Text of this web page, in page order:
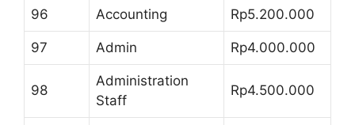
96 Accounting Rp5.200.000
97 Admin Rp4.000.000
98
Administration
Staff
Rp4.500.000